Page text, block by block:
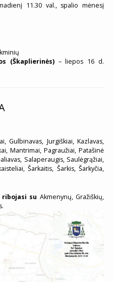
11.30 val., spalio mėnesį
(Škaplierinės)– liepos 16 d.
Gulbinavas, Jurgiškiai, Kazlavas,
Mantrimai, Pagraužiai, Patašinė
Salaperaugis, Saulėgrąžiai,
Šarkaitis, Šarkis, Šarkyčia,
ribojasi su Akmenynų, Gražiškių,